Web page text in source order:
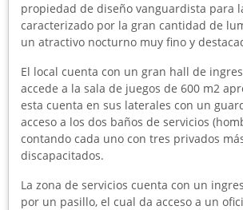
propiedad de diseño vanguardista para
caracterizado por la gran cantidad de
un atractivo nocturno muy fino y
El local cuenta con un gran hall de
accede a la sala de juegos de 600 m2
esta cuenta en sus laterales con un
acceso a los dos baños de servicios
contando cada uno con tres privados
discapacitados.
La zona de servicios cuenta con un
por un pasillo, el cual da acceso a un